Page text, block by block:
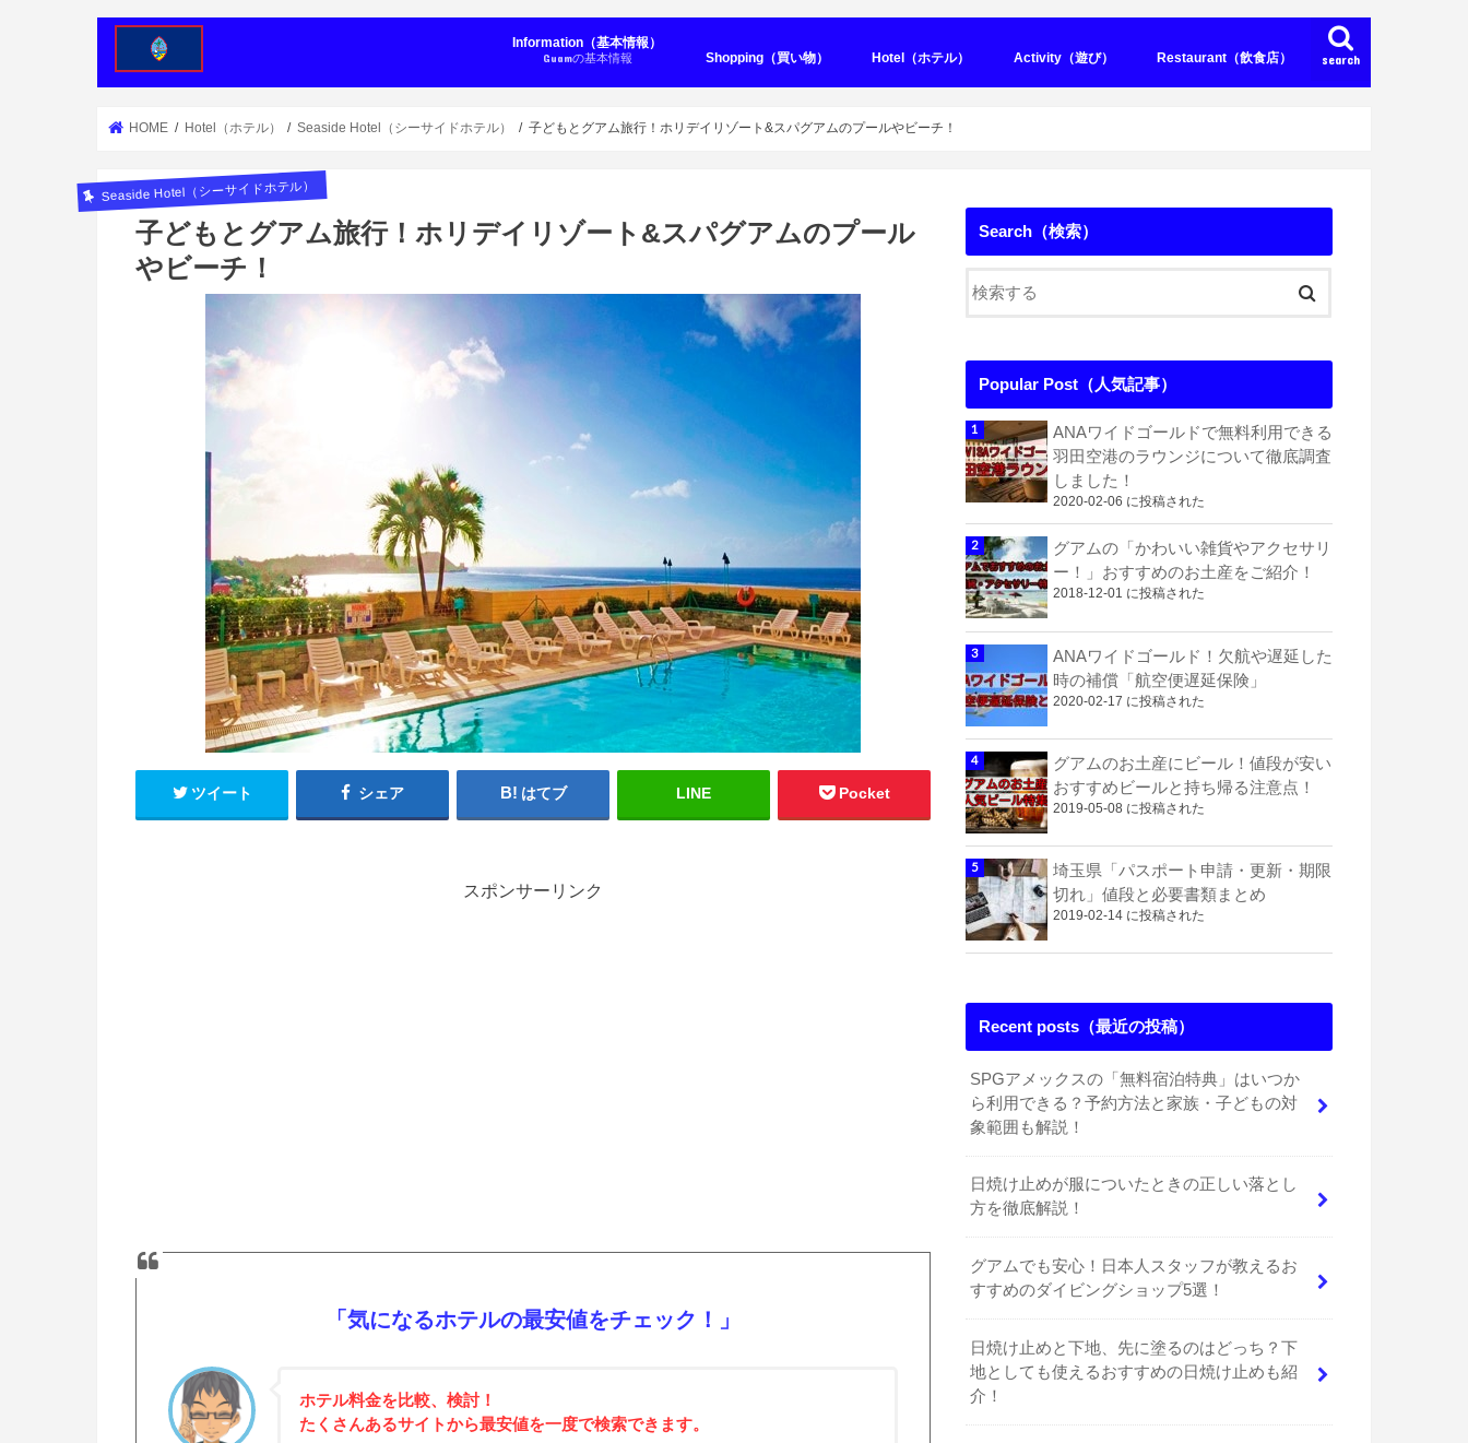
search
Information（基本情報）
Guamの基本情報 Shopping（買い物） Hotel（ホテル） Activity（遊び） Restaurant（飲食店）
HOME Hotel（ホテル） Seaside Hotel（シーサイドホテル） 子どもとグアム旅行！ホリデイリゾート&スパグアムのプールやビーチ！
Seaside Hotel（シーサイドホテル）
子どもとグアム旅行！ホリデイリゾート&スパグアムのプール
やビーチ！
ツイート シェア はてブ LINE Pocket
スポンサーリンク
「気になるホテルの最安値をチェック！」
ホテル料金を比較、検討！
たくさんあるサイトから最安値を一度で検索できます。
Search（検索）
Popular Post（人気記事）
ANAワイドゴールドで無料利用できる
羽田空港のラウンジについて徹底調査
しました！
2020-02-06 に投稿された
グアムの「かわいい雑貨やアクセサリ
ー！」おすすめのお土産をご紹介！
2018-12-01 に投稿された
ANAワイドゴールド！欠航や遅延した
時の補償「航空便遅延保険」
2020-02-17 に投稿された
グアムのお土産にビール！値段が安い
おすすめビールと持ち帰る注意点！
2019-05-08 に投稿された
埼玉県「パスポート申請・更新・期限
切れ」値段と必要書類まとめ
2019-02-14 に投稿された
Recent posts（最近の投稿）
SPGアメックスの「無料宿泊特典」はいつか
ら利用できる？予約方法と家族・子どもの対
象範囲も解説！
日焼け止めが服についたときの正しい落とし
方を徹底解説！
グアムでも安心！日本人スタッフが教えるお
すすめのダイビングショップ5選！
日焼け止めと下地、先に塗るのはどっち？下
地としても使えるおすすめの日焼け止めも紹
介！